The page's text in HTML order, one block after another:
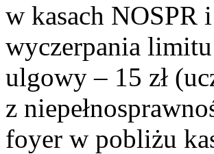
w kasach NOSPR
wyczerpania
ulgowy – 15 zł
z
foyer w pobliżu